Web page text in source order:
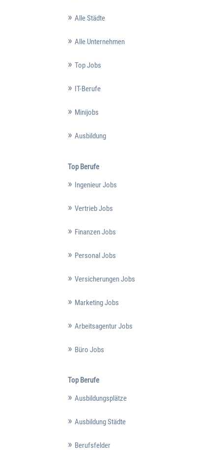
Alle Städte
Alle Unternehmen
Top Jobs
IT-Berufe
Minijobs
Ausbildung
Top Berufe
Ingenieur Jobs
Vertrieb Jobs
Finanzen Jobs
Personal Jobs
Versicherungen Jobs
Marketing Jobs
Arbeitsagentur Jobs
Büro Jobs
Top Berufe
Ausbildungsplätze
Ausbildung Städte
Berufsfelder